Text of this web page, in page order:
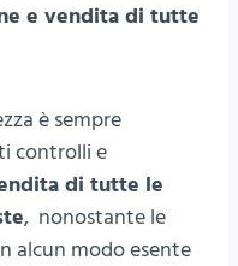
e vendita di tutte
è sempre
controlli e
di tutte le
, nonostante le
alcun modo esente